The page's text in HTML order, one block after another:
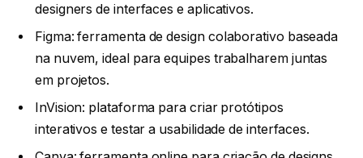
designers de interfaces e aplicativos.
Figma: ferramenta de design colaborativo baseada
na nuvem, ideal para equipes trabalharem juntas
em projetos.
InVision: plataforma para criar protótipos
interativos e testar a usabilidade de interfaces.